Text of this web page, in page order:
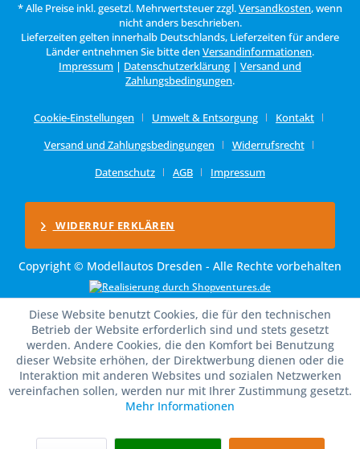
* Alle Preise inkl. gesetzl. Mehrwertsteuer zzgl.Versandkosten, wenn
nicht anders beschrieben.
Lieferzeiten gelten innerhalb Deutschlands, Lieferzeiten für andere
Länder entnehmen Sie bitte den Versandinformationen.
Impressum | Datenschutzerklärung | Versand und
Zahlungsbedingungen.
Cookie-Einstellungen Umwelt & Entsorgung
Kontakt
Versand und Zahlungsbedingungen
Widerrufsrecht
Datenschutz
AGB Impressum
WIDERRUF ERKLÄREN
Copyright © Modellautos Dresden - Alle Rechte vorbehalten
Diese Website benutzt Cookies, die für den technischen
Betrieb der Website erforderlich sind und stets gesetzt
werden. Andere Cookies, die den Komfort bei Benutzung
dieser Website erhöhen, der Direktwerbung dienen oder die
Interaktion mit anderen Websites und sozialen Netzwerken
vereinfachen sollen, werden nur mit Ihrer Zustimmung gesetzt.
Mehr Informationen